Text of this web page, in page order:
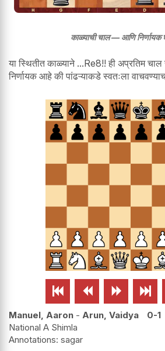
काळ्याची चाल — आणि निर्णायक
या स्थितीत काळ्याने ...Re8!! ही अप्रतिम चाल
निर्णायक आहे की पांढऱ्याकडे स्वतःला
   
Manuel, Aaron - Arun, Vaidya
0-1
National A Shimla
sagar